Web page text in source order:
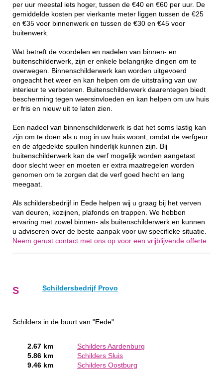
per uur meestal iets hoger, tussen de €40 en €60 per uur. De
gemiddelde kosten per vierkante meter liggen tussen de €25
en €35 voor binnenwerk en tussen de €30 en €45 voor
buitenwerk.
Wat betreft de voordelen en nadelen van binnen- en
buitenschilderwerk, zijn er enkele belangrijke dingen om te
overwegen. Binnenschilderwerk kan worden uitgevoerd
ongeacht het weer en kan helpen om de uitstraling van uw
interieur te verbeteren. Buitenschilderwerk daarentegen biedt
bescherming tegen weersinvloeden en kan helpen om uw huis
er fris en nieuw uit te laten zien.
Een nadeel van binnenschilderwerk is dat het soms lastig kan
zijn om te doen als u nog in uw huis woont, omdat de verfgeur
en de afgedekte spullen hinderlijk kunnen zijn. Bij
buitenschilderwerk kan de verf mogelijk worden aangetast
door slecht weer en moeten er extra maatregelen worden
genomen om te zorgen dat de verf goed hecht en lang
meegaat.
Als schildersbedrijf in Eede helpen wij u graag bij het verven
van deuren, kozijnen, plafonds en trappen. We hebben
ervaring met zowel binnen- als buitenschilderwerk en kunnen
u adviseren over de beste aanpak voor uw specifieke situatie.
Neem gerust contact met ons op voor een vrijblijvende offerte.
S Schildersbedrijf Provo
Schilders in de buurt van "Eede"
2.67 km
Schilders Aardenburg
5.86 km
Schilders Sluis
9.46 km
Schilders Oostburg